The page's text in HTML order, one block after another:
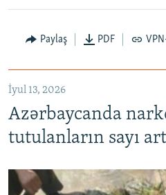
Paylaş PDF
İyul 13, 2026
Azərbaycanda
tutulanların sayı